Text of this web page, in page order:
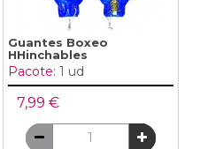
Guantes Boxeo
HHinchables
Pacote: 1 ud
7,99 €